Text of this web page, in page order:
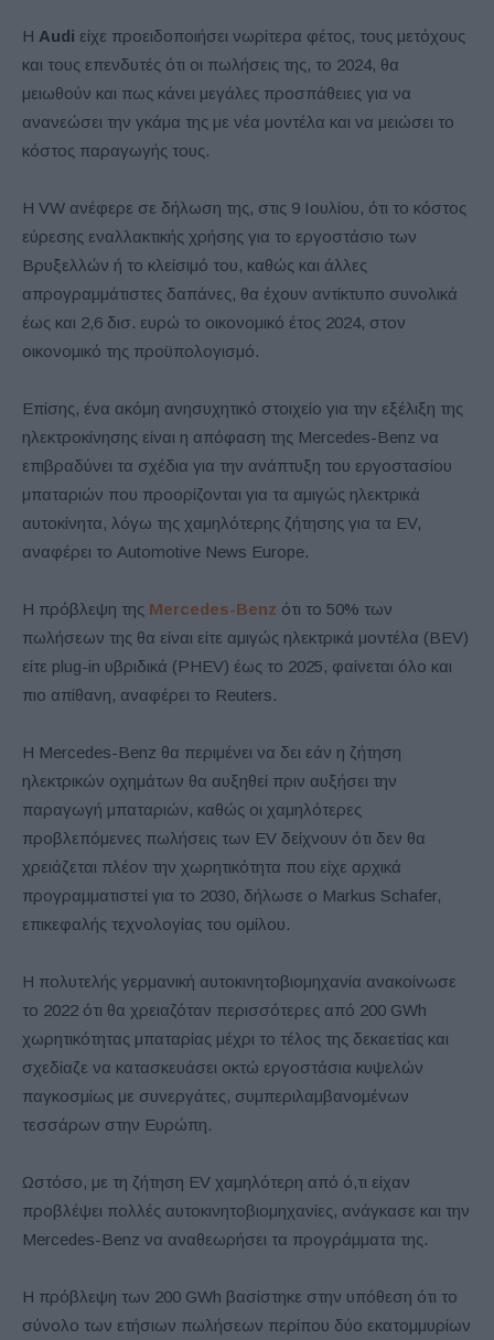
Η Audi είχε προειδοποιήσει νωρίτερα φέτος, τους μετόχους
και τους επενδυτές ότι οι πωλήσεις της, το 2024, θα
μειωθούν και πως κάνει μεγάλες προσπάθειες για να
ανανεώσει την γκάμα της με νέα μοντέλα και να μειώσει το
κόστος παραγωγής τους.
Η VW ανέφερε σε δήλωση της, στις 9 Ιουλίου, ότι το κόστος
εύρεσης εναλλακτικής χρήσης για το εργοστάσιο των
Βρυξελλών ή το κλείσιμό του, καθώς και άλλες
απρογραμμάτιστες δαπάνες, θα έχουν αντίκτυπο συνολικά
έως και 2,6 δισ. ευρώ το οικονομικό έτος 2024, στον
οικονομικό της προϋπολογισμό.
Επίσης, ένα ακόμη ανησυχητικό στοιχείο για την εξέλιξη της
ηλεκτροκίνησης είναι η απόφαση της Mercedes-Benz να
επιβραδύνει τα σχέδια για την ανάπτυξη του εργοστασίου
μπαταριών που προορίζονται για τα αμιγώς ηλεκτρικά
αυτοκίνητα, λόγω της χαμηλότερης ζήτησης για τα EV,
αναφέρει το Automotive News Europe.
Η πρόβλεψη της Mercedes-Benz ότι το 50% των
πωλήσεων της θα είναι είτε αμιγώς ηλεκτρικά μοντέλα (BEV)
είτε plug-in υβριδικά (PHEV) έως το 2025, φαίνεται όλο και
πιο απίθανη, αναφέρει το Reuters.
Η Mercedes-Benz θα περιμένει να δει εάν η ζήτηση
ηλεκτρικών οχημάτων θα αυξηθεί πριν αυξήσει την
παραγωγή μπαταριών, καθώς οι χαμηλότερες
προβλεπόμενες πωλήσεις των EV δείχνουν ότι δεν θα
χρειάζεται πλέον την χωρητικότητα που είχε αρχικά
προγραμματιστεί για το 2030, δήλωσε ο Markus Schafer,
επικεφαλής τεχνολογίας του ομίλου.
Η πολυτελής γερμανική αυτοκινητοβιομηχανία ανακοίνωσε
το 2022 ότι θα χρειαζόταν περισσότερες από 200 GWh
χωρητικότητας μπαταρίας μέχρι το τέλος της δεκαετίας και
σχεδίαζε να κατασκευάσει οκτώ εργοστάσια κυψελών
παγκοσμίως με συνεργάτες, συμπεριλαμβανομένων
τεσσάρων στην Ευρώπη.
Ωστόσο, με τη ζήτηση EV χαμηλότερη από ό,τι είχαν
προβλέψει πολλές αυτοκινητοβιομηχανίες, ανάγκασε και την
Mercedes-Benz να αναθεωρήσει τα προγράμματα της.
Η πρόβλεψη των 200 GWh βασίστηκε στην υπόθεση ότι το
σύνολο των ετήσιων πωλήσεων περίπου δύο εκατομμυρίων